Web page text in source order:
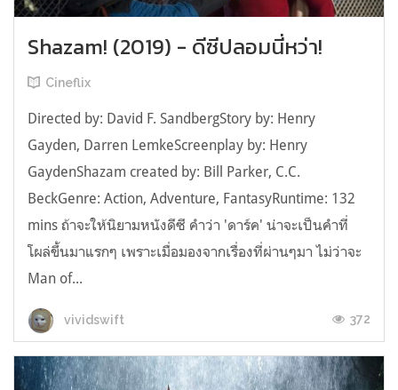
Shazam! (2019) - ดีซีปลอมนี่หว่า!
Cineflix
Directed by: David F. SandbergStory by: Henry
Gayden, Darren LemkeScreenplay by: Henry
GaydenShazam created by: Bill Parker, C.C.
BeckGenre: Action, Adventure, FantasyRuntime: 132
mins ถ้าจะให้นิยามหนังดีซี คำว่า 'ดาร์ค' น่าจะเป็นคำที่
โผล่ขึ้นมาแรกๆ เพราะเมื่อมองจากเรื่องที่ผ่านๆมา ไม่ว่าจะ
Man of...
vividswift 372